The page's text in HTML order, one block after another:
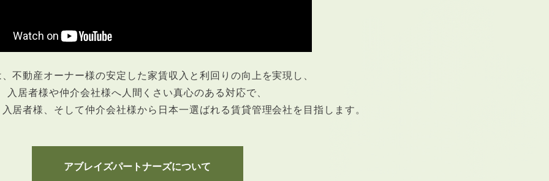
不動産オーナー様の安定した家賃収入と利回りの向上を実現し、
入居者様や仲介会社様へ人間くさい真心のある対応で、
居者様、そして仲介会社様から日本一選ばれる賃貸管理会社を目指します。
アブレイズパートナーズについて